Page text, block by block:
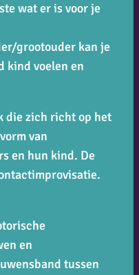
wat er is voor je
grootouder kan je
kind voelen en
die zich richt op het
van
en hun kind. De
en
tussen